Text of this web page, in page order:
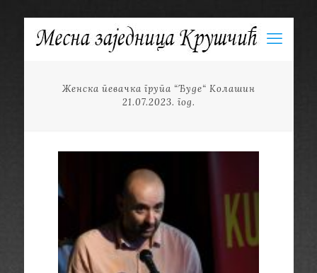
Женска певачка група “Ђуде“ Колашин
21.07.2023. год.